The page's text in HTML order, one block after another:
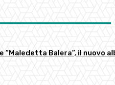
“Maledetta Balera”, il nuovo